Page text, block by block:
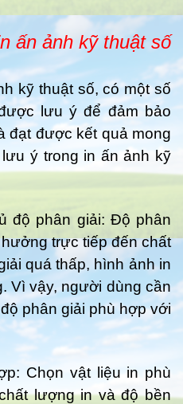
ấn ảnh kỹ thuật số
kỹ thuật số, có một số
lưu ý để đảm bảo
đạt được kết quả mong
ý trong in ấn ảnh kỹ
độ phân giải: Độ phân
trực tiếp đến chất
quá thấp, hình ảnh in
Vì vậy, người dùng cần
phân giải phù hợp với
Chọn vật liệu in phù
lượng in và độ bền